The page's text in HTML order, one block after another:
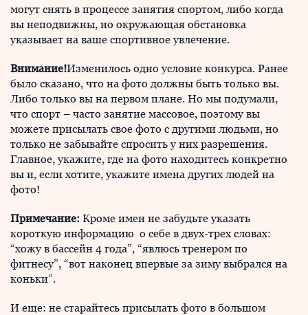
могут снять в процессе занятия спортом, либо когда
вы неподвижны, но окружающая обстановка
указывает на ваше спортивное увлечение.
Внимание!Изменилось одно условие конкурса. Ранее
было сказано, что на фото должны быть только вы.
Либо только вы на первом плане. Но мы подумали,
что спорт – часто занятие массовое, поэтому вы
можете присылать свое фото с другими людьми, но
только не забывайте спросить у них разрешения.
Главное, укажите, где на фото находитесь конкретно
вы и, если хотите, укажите имена других людей на
фото!
Примечание: Кроме имен не забудьте указать
короткую информацию о себе в двух-трех словах:
“хожу в бассейн 4 года”, “явлюсь тренером по
фитнесу”, “вот наконец впервые за зиму выбрался на
коньки”.
И еще: не старайтесь присылать фото в большом